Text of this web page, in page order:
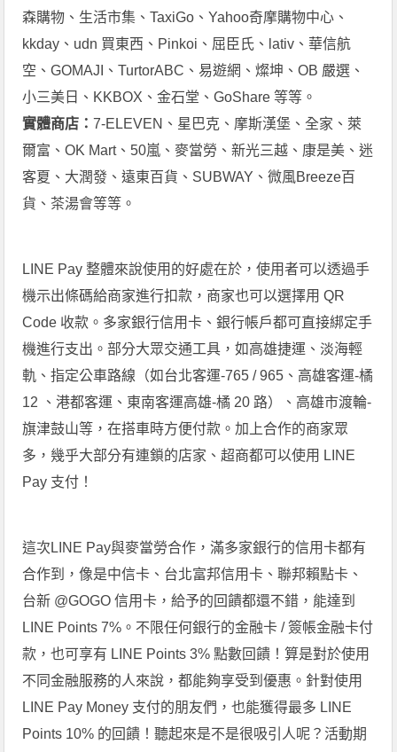
森購物、生活市集、TaxiGo、Yahoo奇摩購物中心、
kkday、udn 買東西、Pinkoi、屈臣氏、lativ、華信航
空、GOMAJI、TurtorABC、易遊網、燦坤、OB 嚴選、
小三美日、KKBOX、金石堂、GoShare 等等。
實體商店：7-ELEVEN、星巴克、摩斯漢堡、全家、萊
爾富、OK Mart、50嵐、麥當勞、新光三越、康是美、迷
客夏、大潤發、遠東百貨、SUBWAY、微風Breeze百
貨、茶湯會等等。
LINE Pay 整體來說使用的好處在於，使用者可以透過手
機示出條碼給商家進行扣款，商家也可以選擇用 QR
Code 收款。多家銀行信用卡、銀行帳戶都可直接綁定手
機進行支出。部分大眾交通工具，如高雄捷運、淡海輕
軌、指定公車路線（如台北客運-765 / 965、高雄客運-橘
12 、港都客運、東南客運高雄-橘 20 路）、高雄市渡輪-
旗津鼓山等，在搭車時方便付款。加上合作的商家眾
多，幾乎大部分有連鎖的店家、超商都可以使用 LINE
Pay 支付！
這次LINE Pay與麥當勞合作，滿多家銀行的信用卡都有
合作到，像是中信卡、台北富邦信用卡、聯邦賴點卡、
台新 @GOGO 信用卡，給予的回饋都還不錯，能達到
LINE Points 7%。不限任何銀行的金融卡 / 簽帳金融卡付
款，也可享有 LINE Points 3% 點數回饋！算是對於使用
不同金融服務的人來說，都能夠享受到優惠。針對使用
LINE Pay Money 支付的朋友們，也能獲得最多 LINE
Points 10% 的回饋！聽起來是不是很吸引人呢？活動期